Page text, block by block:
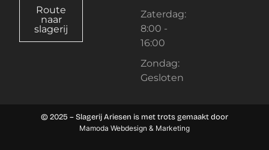
Route
naar
slagerij
Zaterdag:
8:00 -
16:00
Zondag:
Gesloten
© 2025 – Slagerij Ariesen is met trots gemaakt door
Mamoda Webdesign & Marketing